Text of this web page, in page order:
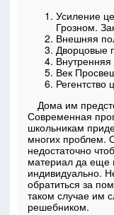
Усиление
Грозном.
Внешняя
Дворцовые
Век
Дома им
Современная
школьникам
многих проблем.
недостаточно
материал да еще
индивидуально.
обратиться за
таком случае им
решебником.